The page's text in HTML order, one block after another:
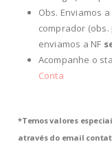
Obs. Enviamos
comprador
enviamos a NF
Acompanhe o
Conta
*Temos valores
através do email